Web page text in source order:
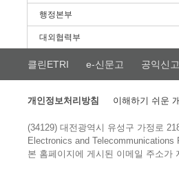
행정본부
대외협력부
클린ETRI e-신문고 공익신고
개인정보처리방침 이해하기 쉬운
(34129) 대전광역시 유성구 가정로
Electronics and
본 홈페이지에 게시된 이메일 주소가